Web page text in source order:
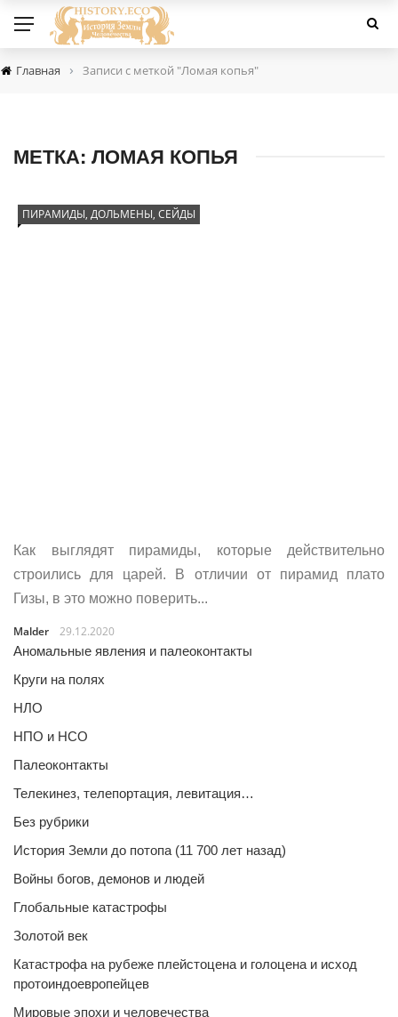
Главная › Записи с меткой "Ломая копья"
МЕТКА: ЛОМАЯ КОПЬЯ
ПИРАМИДЫ, ДОЛЬМЕНЫ, СЕЙДЫ
Как выглядят пирамиды, которые действительно
строились для царей. В отличии от пирамид плато
Гизы, в это можно поверить...
Malder
29.12.2020
Аномальные явления и палеоконтакты
Круги на полях
НЛО
НПО и НСО
Палеоконтакты
Телекинез, телепортация, левитация…
Без рубрики
История Земли до потопа (11 700 лет назад)
Войны богов, демонов и людей
Глобальные катастрофы
Золотой век
Катастрофа на рубеже плейстоцена и голоцена и исход
протоиндоевропейцев
Мировые эпохи и человечества